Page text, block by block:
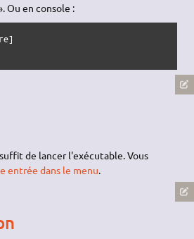
Ou en console :
de lancer l'exécutable. Vous
entrée dans le menu